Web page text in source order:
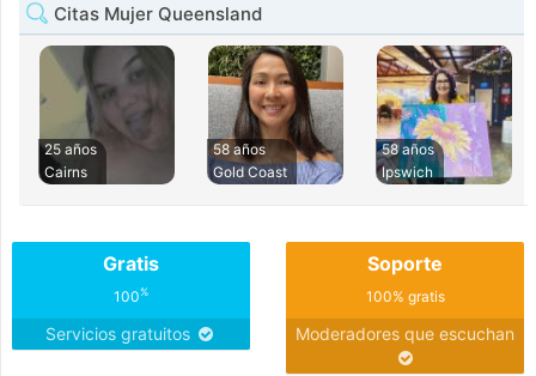
Citas Mujer Queensland
25 años
Cairns
58 años
Gold Coast
58 años
Ipswich
Gratis
100%
Servicios gratuitos
Soporte
100% gratis
Moderadores que escuchan